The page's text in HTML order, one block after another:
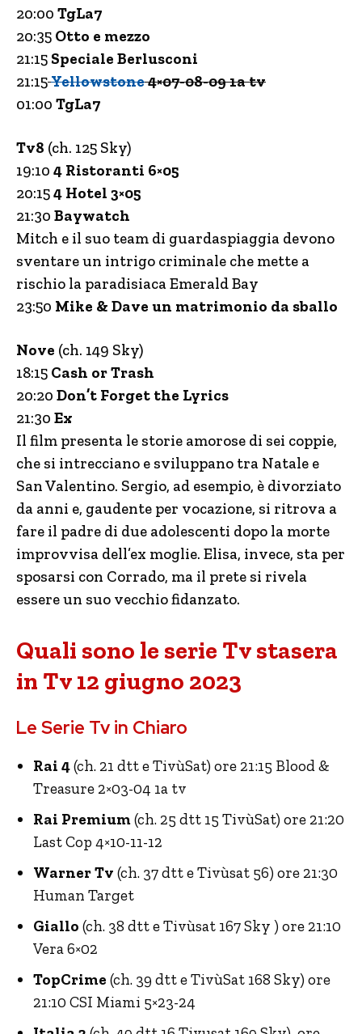
20:00 TgLa7
20:35 Otto e mezzo
21:15 Speciale Berlusconi
21:15Yellowstone4×07-08-09 1a tv
01:00 TgLa7
Tv8 (ch. 125 Sky)
19:10 4 Ristoranti 6×05
20:154 Hotel 3×05
21:30 Baywatch
Mitch e il suo team di guardaspiaggia devono
sventare un intrigo criminale che mette a
rischio la paradisiaca Emerald Bay
23:50 Mike & Dave un matrimonio da sballo
Nove (ch. 149 Sky)
18:15 Cash or Trash
20:20 Don’t Forget the Lyrics
21:30 Ex
Il film presenta le storie amorose di sei coppie,
che si intrecciano e sviluppano tra Natale e
San Valentino. Sergio, ad esempio, è divorziato
da anni e, gaudente per vocazione, si ritrova a
fare il padre di due adolescenti dopo la morte
improvvisa dell’ex moglie. Elisa, invece, sta per
sposarsi con Corrado, ma il prete si rivela
essere un suo vecchio fidanzato.
Quali sono le serie Tv stasera
in Tv 12 giugno 2023
Le Serie Tv in Chiaro
Rai 4(ch. 21 dtt e TivùSat) ore 21:15 Blood &
Treasure 2×03-04 1a tv
Rai Premium(ch. 25 dtt 15 TivùSat) ore 21:20
Last Cop 4×10-11-12
Warner Tv (ch. 37 dtt e Tivùsat 56) ore 21:30
Human Target
Giallo (ch. 38 dtt e Tivùsat 167 Sky ) ore 21:10
Vera 6×02
TopCrime (ch. 39 dtt e TivùSat 168 Sky) ore
21:10 CSI Miami 5×23-24